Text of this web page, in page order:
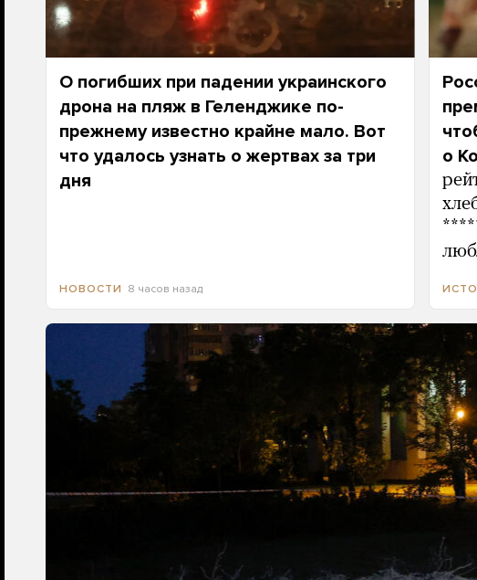
О погибших при падении украинского
дрона на пляж в Геленджике по-
прежнему известно крайне мало. Вот
что удалось узнать о жертвах за три
дня
НОВОСТИ 8 часов назад
о